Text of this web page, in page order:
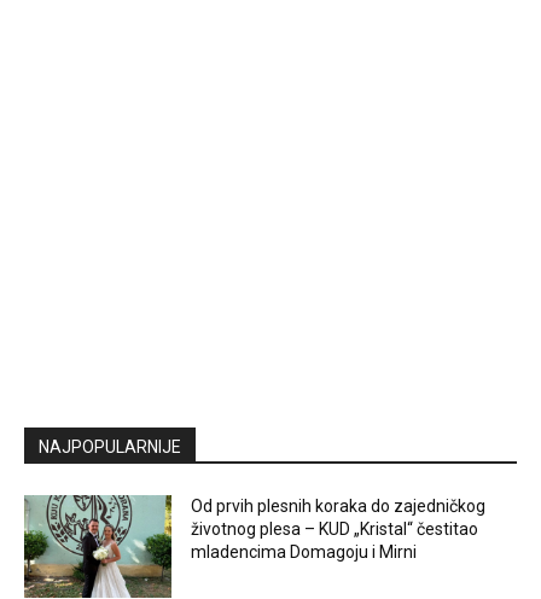
NAJPOPULARNIJE
Od prvih plesnih koraka do zajedničkog
životnog plesa – KUD „Kristal“ čestitao
mladencima Domagoju i Mirni